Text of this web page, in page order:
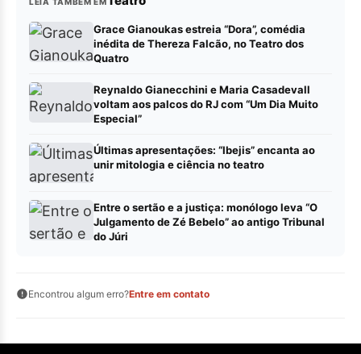
Grace Gianoukas estreia “Dora”, comédia
inédita de Thereza Falcão, no Teatro dos
Quatro
Reynaldo Gianecchini e Maria Casadevall
voltam aos palcos do RJ com “Um Dia Muito
Especial”
Últimas apresentações: “Ibejis” encanta ao
unir mitologia e ciência no teatro
Entre o sertão e a justiça: monólogo leva “O
Julgamento de Zé Bebelo” ao antigo Tribunal
do Júri
Encontrou algum erro?Entre em contato